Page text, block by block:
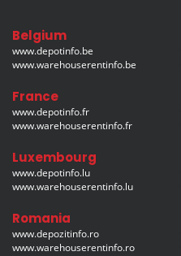
Belgium
www.depotinfo.be
www.warehouserentinfo.be
France
www.depotinfo.fr
www.warehouserentinfo.fr
Luxembourg
www.depotinfo.lu
www.warehouserentinfo.lu
Romania
www.depozitinfo.ro
www.warehouserentinfo.ro